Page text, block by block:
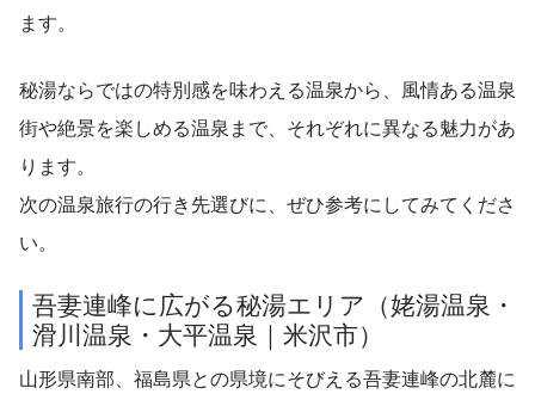
ます。
秘湯ならではの特別感を味わえる温泉から、風情ある温泉
街や絶景を楽しめる温泉まで、それぞれに異なる魅力があ
ります。
次の温泉旅行の行き先選びに、ぜひ参考にしてみてくださ
い。
吾妻連峰に広がる秘湯エリア（姥湯温泉・
滑川温泉・大平温泉｜米沢市）
山形県南部、福島県との県境にそびえる吾妻連峰の北麓に